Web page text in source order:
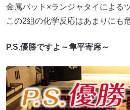
金属バット×ランジャタイによる
この2組の化学反応はあまりにも
P.S.優勝ですよ～隼平寄席～